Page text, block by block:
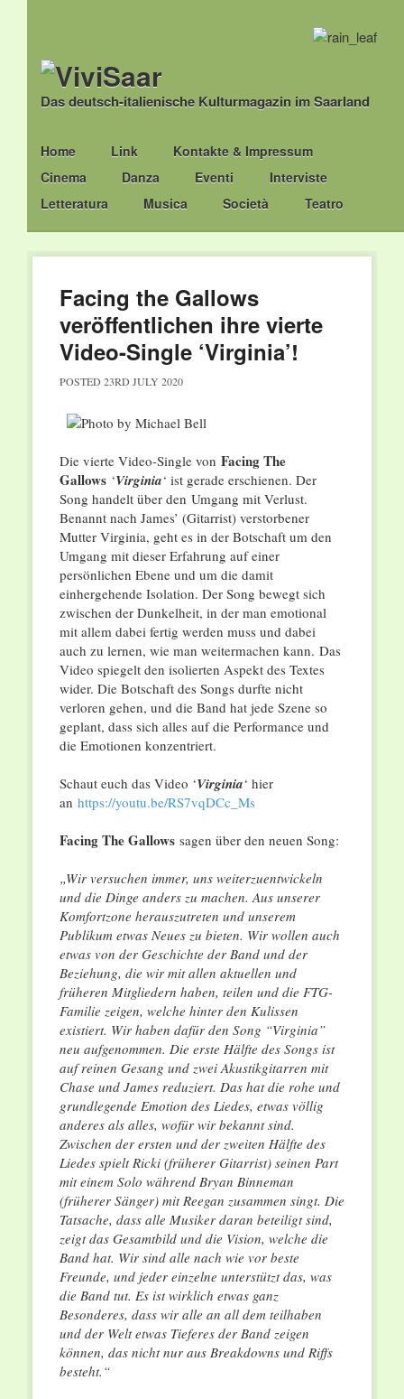
Das deutsch-italienische Kulturmagazin im Saarland
Main menu
Skip
to
content
Home Link
Kontakte & Impressum
Cinema
Danza Eventi
Interviste
Letteratura
Musica Società Teatro
Facing the Gallows
veröffentlichen ihre vierte
Video-Single ‘Virginia’!
POSTED 23RD JULY 2020
Die vierte Video-Single von Facing The
Gallows‘Virginia‘ ist gerade erschienen. Der
Song handelt über den Umgang mit Verlust.
Benannt nach James’ (Gitarrist) verstorbener
Mutter Virginia, geht es in der Botschaft um den
Umgang mit dieser Erfahrung auf einer
persönlichen Ebene und um die damit
einhergehende Isolation. Der Song bewegt sich
zwischen der Dunkelheit, in der man emotional
mit allem dabei fertig werden muss und dabei
auch zu lernen, wie man weitermachen kann. Das
Video spiegelt den isolierten Aspekt des Textes
wider. Die Botschaft des Songs durfte nicht
verloren gehen, und die Band hat jede Szene so
geplant, dass sich alles auf die Performance und
die Emotionen konzentriert.
Schaut euch das Video ‘Virginia‘ hier
an https://youtu.be/RS7vqDCc_Ms
Facing The Gallowssagen über den neuen Song:
„Wir versuchen immer, uns weiterzuentwickeln
und die Dinge anders zu machen. Aus unserer
Komfortzone herauszutreten und unserem
Publikum etwas Neues zu bieten. Wir wollen auch
etwas von der Geschichte der Band und der
Beziehung, die wir mit allen aktuellen und
früheren Mitgliedern haben, teilen und die FTG-
Familie zeigen, welche hinter den Kulissen
existiert. Wir haben dafür den Song “Virginia”
neu aufgenommen. Die erste Hälfte des Songs ist
auf reinen Gesang und zwei Akustikgitarren mit
Chase und James reduziert. Das hat die rohe und
grundlegende Emotion des Liedes, etwas völlig
anderes als alles, wofür wir bekannt sind.
Zwischen der ersten und der zweiten Hälfte des
Liedes spielt Ricki (früherer Gitarrist) seinen Part
mit einem Solo während Bryan Binneman
(früherer Sänger) mit Reegan zusammen singt. Die
Tatsache, dass alle Musiker daran beteiligt sind,
zeigt das Gesamtbild und die Vision, welche die
Band hat. Wir sind alle nach wie vor beste
Freunde, und jeder einzelne unterstützt das, was
die Band tut. Es ist wirklich etwas ganz
Besonderes, dass wir alle an all dem teilhaben
und der Welt etwas Tieferes der Band zeigen
können, das nicht nur aus Breakdowns und Riffs
besteht.“